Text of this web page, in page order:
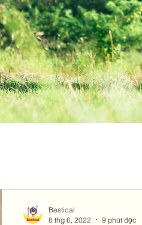
Bestical
8 thg 6, 2022
9 phút đọc